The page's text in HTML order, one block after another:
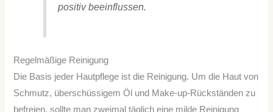
positiv beeinflussen.
Regelmäßige Reinigung
Die Basis jeder Hautpflege ist die Reinigung. Um die Haut von
Schmutz, überschüssigem Öl und Make-up-Rückständen zu
befreien, sollte man zweimal täglich eine milde Reinigung